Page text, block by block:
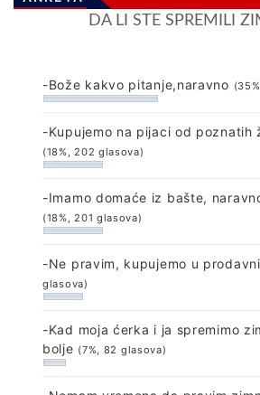
DA LI STE SPREMILI
-Bože kakvo pitanje,naravno
-Kupujemo na pijaci od poznatih
(18%, 202 glasova)
-Imamo domaće iz bašte,
(18%, 201 glasova)
-Ne pravim, kupujemo u
glasova)
-Kad moja ćerka i ja spremimo
bolje (7%, 82 glasova)